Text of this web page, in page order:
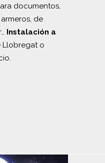
documentos,
de
Instalación a
Llobregat o